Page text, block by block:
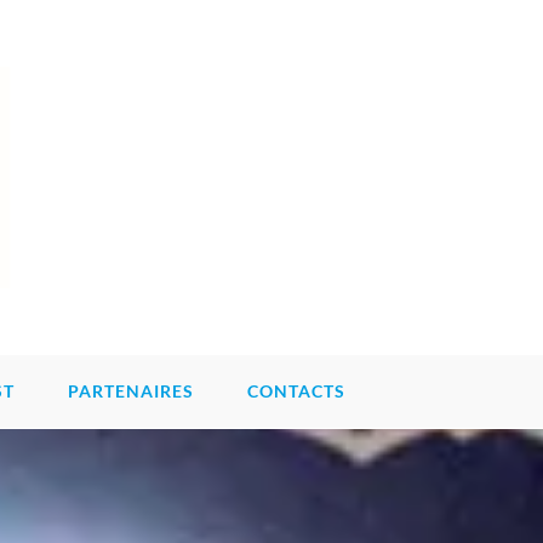
PARTENAIRES CONTACTS